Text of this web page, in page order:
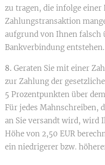
zu tragen, die infolge einer
Zahlungstransaktion
aufgrund von Ihnen falsch
Bankverbindung entstehen.
8. Geraten Sie mit einer
zur Zahlung der
5 Prozentpunkten über
Für jedes Mahnschreiben,
an Sie versandt wird, wird
Höhe von 2,50 EUR
ein niedrigerer bzw.